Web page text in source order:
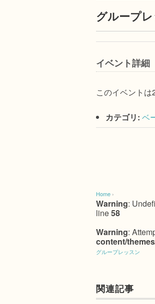
グループ
イベント詳細
このイベント
カテゴリ: ベ
Home ›
Warning:
line58
Warning:
content/
グループレッスン
関連記事